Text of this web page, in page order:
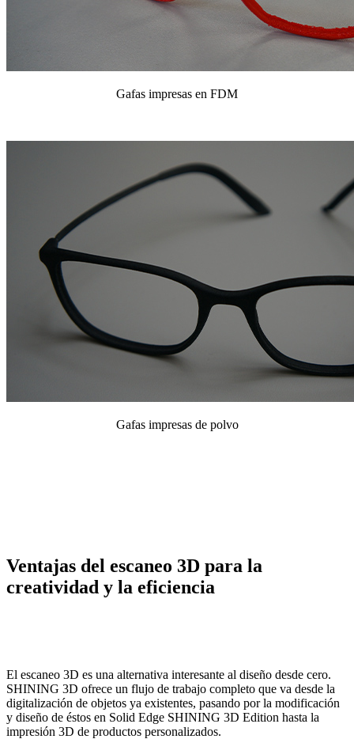
Gafas impresas en FDM
Gafas impresas de polvo
Ventajas del escaneo 3D para la
creatividad y la eficiencia
El escaneo 3D es una alternativa interesante al diseño desde cero.
SHINING 3D ofrece un flujo de trabajo completo que va desde la
digitalización de objetos ya existentes, pasando por la modificación
y diseño de éstos en Solid Edge SHINING 3D Edition hasta la
impresión 3D de productos personalizados.